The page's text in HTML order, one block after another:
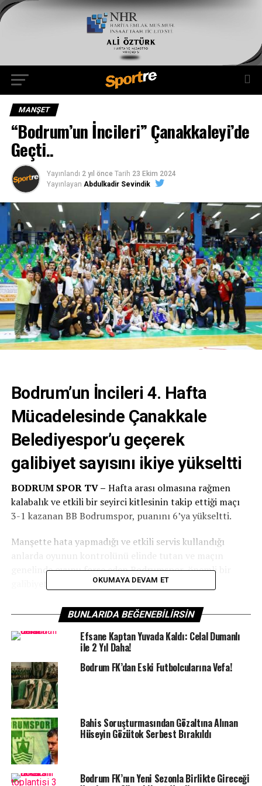
MANŞET
“Bodrum’un İncileri” Çanakkaleyi’de
Geçti..
Yayınlandı 2 yıl önce Tarih 23 Ekim 2024
Yayınlayan Abdulkadir Sevindik
Bodrum’un İncileri 4. Hafta
Mücadelesinde Çanakkale
Belediyespor’u geçerek
galibiyet sayısını ikiye yükseltti
BODRUM SPOR TV – Hafta arası olmasına rağmen
kalabalık ve etkili bir seyirci kitlesinin takip ettiği maçı
3-1 kazanan BB Bodrumspor, puanını 6’ya yükseltti.
Manşette hata yapmadığı ve etkili servis kullandığı
anlarda oyunun kontrolünü elinde tutan ve maçın
genelinde oyunu forse eden Bodrumspor, önemli bir
Karşılaşmaya Elif, Hanna, Nehir, Şeyma, Gülcan ve
Tatsiana altısıyla başlayan BB. Bodrumspor, ilk sayıyı
OKUMAYA DEVAM ET
BUNLARIDA BEĞENEBILIRSIN
Efsane Kaptan Yuvada Kaldı: Celal Dumanlı
ile 2 Yıl Daha!
Bodrum FK’dan Eski Futbolcularına Vefa!
Bahis Soruşturmasından Gözaltına Alınan
Hüseyin Gözütok Serbest Bırakıldı
Bodrum FK’nın Yeni Sezonla Birlikte Gireceği